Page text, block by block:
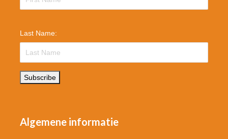
Last Name:
Subscribe
Algemene informatie